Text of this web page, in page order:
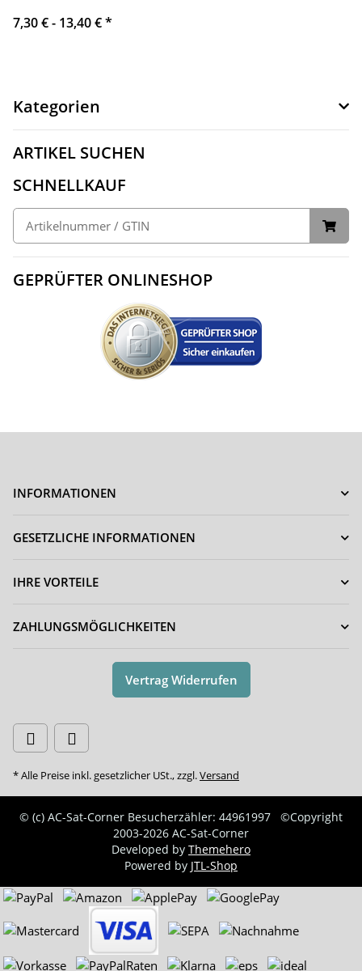
7,30 € - 13,40 €*
Kategorien
ARTIKEL SUCHEN
SCHNELLKAUF
GEPRÜFTER ONLINESHOP
INFORMATIONEN
GESETZLICHE INFORMATIONEN
IHRE VORTEILE
ZAHLUNGSMÖGLICHKEITEN
Vertrag Widerrufen
* Alle Preise inkl. gesetzlicher USt., zzgl.Versand
© (c) AC-Sat-Corner Besucherzähler: 44961997
©Copyright
2003-2026 AC-Sat-Corner
Developed by Themehero
Powered by JTL-Shop